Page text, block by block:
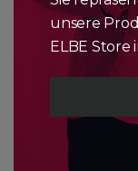
ÄHNLICHE
unsere
ELBE Store